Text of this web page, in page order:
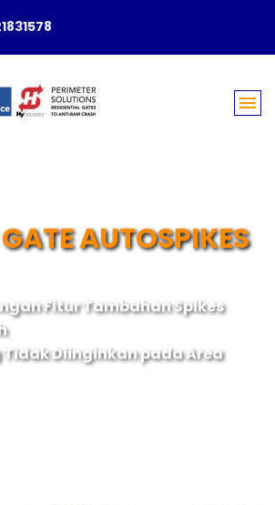
AUTOSPIKES
Diinginkan pada Area